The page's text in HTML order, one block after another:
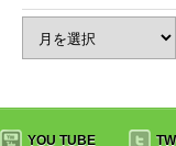
YOU TUBE